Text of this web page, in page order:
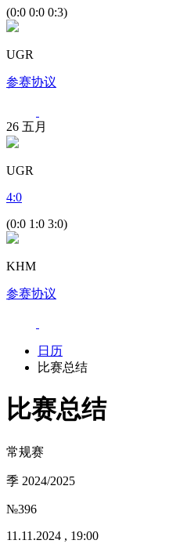
(0:0 0:0 0:3)
UGR
参赛协议
26 五月
UGR
4:0
(0:0 1:0 3:0)
KHM
参赛协议
日历
比赛总结
比赛总结
常规赛
季 2024/2025
№396
11.11.2024 , 19:00